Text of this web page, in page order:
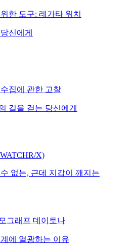
한 도구: 레가타 워치
신에게
집에 관한 고찰
길을 걷는 당신에게
X)
없는, 근데 지갑이 깨지는
그래프 데이토나
에 열광하는 이유